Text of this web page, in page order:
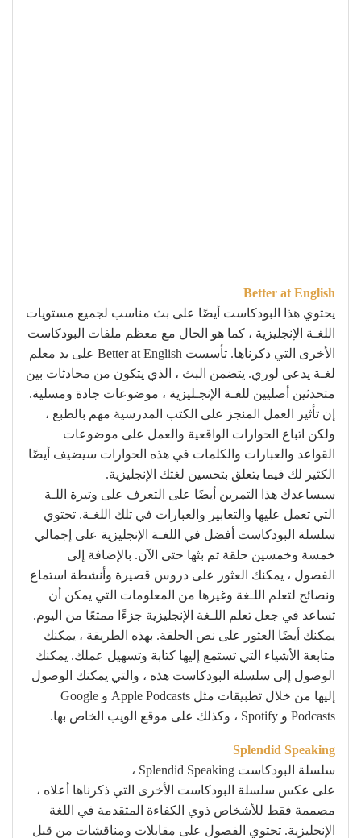
Better at English
يحتوي هذا البودكاست أيضًا على بث مناسب لجميع مستويات
اللغـة الإنجليزية ، كما هو الحال مع معظم ملفات البودكاست
الأخرى التي ذكرناها. تأسست Better at English على يد معلم
لغـة يدعى لوري. يتضمن البث ، الذي يتكون من محادثات بين
متحدثين أصليين للغـة الإنجـليزية ، موضوعات جادة ومسلية.
إن تأثير العمل المنجز على الكتب المدرسية مهم بالطبع ،
ولكن اتباع الحوارات الواقعية والعمل على موضوعات
القواعد والعبارات والكلمات في هذه الحوارات سيضيف أيضًا
الكثير لك فيما يتعلق بتحسين لغتك الإنجليزية.
سيساعدك هذا التمرين أيضًا على التعرف على وتيرة اللـة
التي تعمل عليها والتعابير والعبارات في تلك اللغـة. تحتوي
سلسلة البودكاست أفضل في اللغـة الإنجليزية على إجمالي
خمسة وخمسين حلقة تم بثها حتى الآن. بالإضافة إلى
الفصول ، يمكنك العثور على دروس قصيرة وأنشطة استماع
ونصائح لتعلم اللـغة وغيرها من المعلومات التي يمكن أن
تساعد في جعل تعلم اللـغة الإنجليزية جزءًا ممتعًا من اليوم.
يمكنك أيضًا العثور على نص الحلقة. بهذه الطريقة ، يمكنك
متابعة الأشياء التي تستمع إليها كتابة وتسهيل عملك. يمكنك
الوصول إلى سلسلة البودكاست هذه ، والتي يمكنك الوصول
إليها من خلال تطبيقات مثل Apple Podcasts و Google
Podcasts و Spotify ، وكذلك على موقع الويب الخاص بها.
Splendid Speaking
سلسلة البودكاست Splendid Speaking ،
على عكس سلسلة البودكاست الأخرى التي ذكرناها أعلاه ،
مصممة فقط للأشخاص ذوي الكفاءة المتقدمة في اللغة
الإنجليزية. تحتوي الفصول على مقابلات ومناقشات من قبل